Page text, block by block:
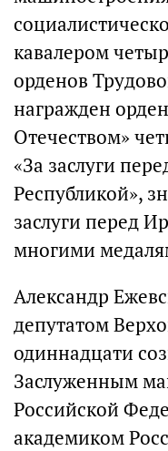
кавалером
орденов
награжден
Отечеством»
«За заслуги
Республикой»,
заслуги перед
многими
Александр
депутатом
одиннадцати
Заслуженным
Российской
академиком